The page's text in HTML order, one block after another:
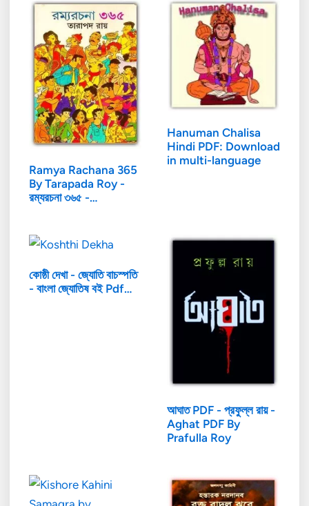
Ramya Rachana 365
By Tarapada Roy -
রম্যরচনা ৩৬৫ -…
Hanuman Chalisa
Hindi PDF: Download
in multi-language
কোষ্ঠী দেখা - জ্যোতি বাচস্পতি
- বাংলা জ্যোতিষ বই Pdf…
আঘাত PDF - প্রফুল্ল রায় -
Aghat PDF By
Prafulla Roy